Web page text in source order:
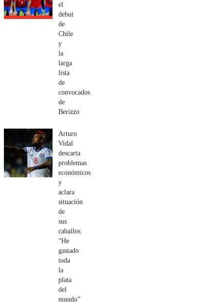
el
debut
de
Chile
y
la
larga
lista
de
convocados
de
Berizzo
Arturo
Vidal
descarta
problemas
económicos
y
aclara
situación
de
sus
caballos:
“He
gastado
toda
la
plata
del
mundo”